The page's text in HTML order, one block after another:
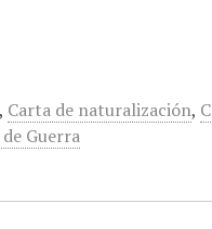
, Carta de naturalización,
Guerra